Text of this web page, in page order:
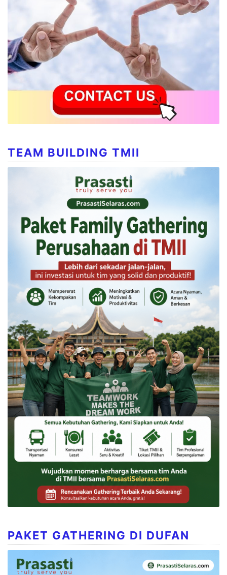
TEAM BUILDING TMII
PAKET GATHERING DI DUFAN